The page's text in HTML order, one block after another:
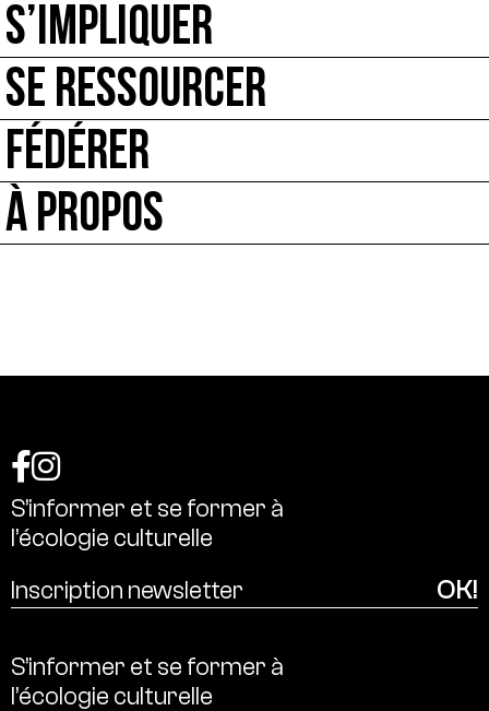
S’IMPLIQUER
SE RESSOURCER
FÉDÉRER
À PROPOS
S’informer et se former à
l’écologie culturelle
S’informer et se former à
l’écologie culturelle